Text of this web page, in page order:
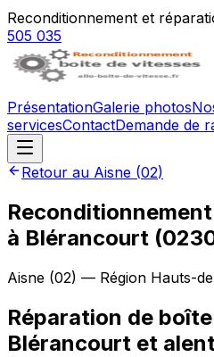
Reconditionnement et
505 035
PrésentationGalerie photos
servicesContactDemande de
Retour au Aisne (02)
à Blérancourt (
Aisne (02) — Région Hauts-
Réparation de
Blérancourt et